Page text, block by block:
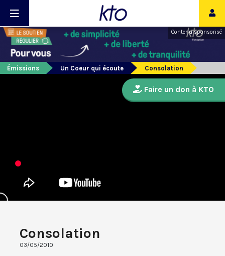
Contenu sponsorisé
Émissions Un Coeur qui écoute Consolation
Consolation
03/05/2010
Faire un don à KTO